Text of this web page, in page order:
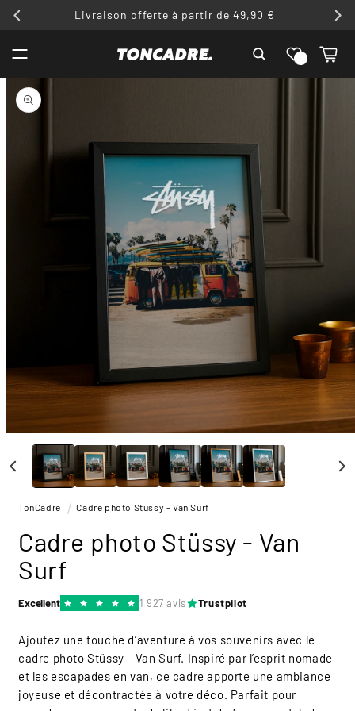
Livraison offerte à partir de 49,90 €
Liste de
souhaits
Panier
PASSER AUX
INFORMATIONS
PRODUITS
média
fenêtre
TonCadre Cadre photo Stüssy - Van Surf
Cadre photo Stüssy - Van
Surf
Excellent 1 927 avis Trustpilot
Ajoutez une touche d’aventure à vos souvenirs avec le
cadre photo Stüssy - Van Surf. Inspiré par l’esprit nomade
et les escapades en van, ce cadre apporte une ambiance
joyeuse et décontractée à votre déco. Parfait pour